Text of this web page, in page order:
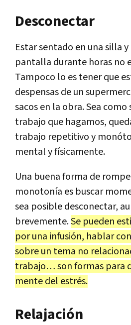
Desconectar
Estar sentado en una silla
pantalla durante horas no
Tampoco lo es tener que
despensas de un
sacos en la obra. Sea
trabajo que hagamos,
trabajo repetitivo y
mental y físicamente.
Una buena forma de
monotonía es buscar
sea posible desconectar,
brevemente.Se pueden
por una infusión, hablar
sobre un tema no
trabajo… son formas para
mente del estrés.
Relajación